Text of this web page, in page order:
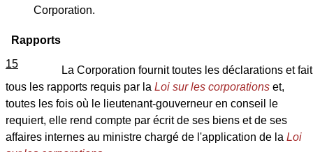
Corporation.
Rapports
15
La Corporation fournit toutes les déclarations et fait
tous les rapports requis par la Loi sur les corporations et,
toutes les fois où le lieutenant-gouverneur en conseil le
requiert, elle rend compte par écrit de ses biens et de ses
affaires internes au ministre chargé de l'application de la Loi